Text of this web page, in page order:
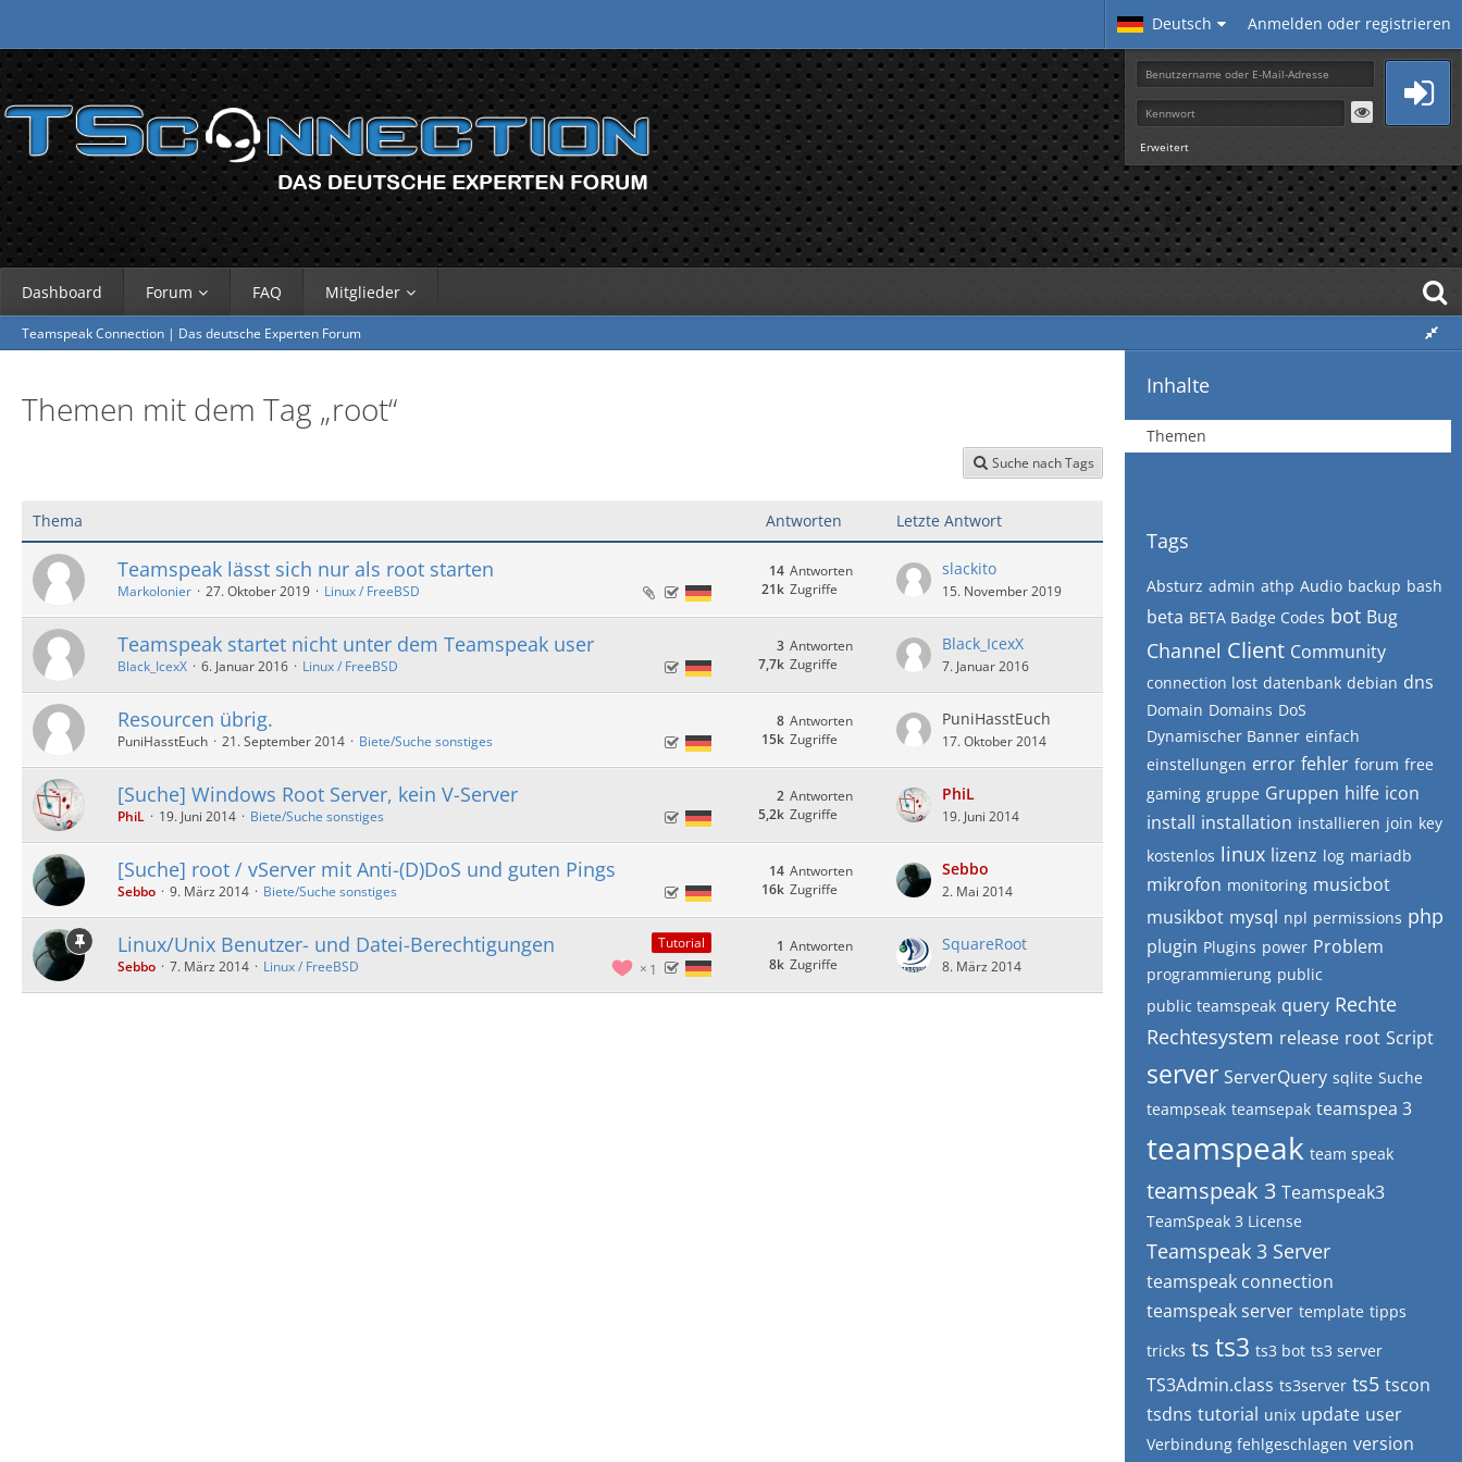
Deutsch Anmelden oder registrieren
Erweitert
Dashboard Forum FAQ Mitglieder
Teamspeak Connection | Das deutsche Experten Forum
Themen mit dem Tag „root“
Suche nach Tags
Thema Antworten Letzte Antwort
Teamspeak lässt sich nur als root starten
Markolonier 27. Oktober 2019 Linux / FreeBSD
Antworten
14
Zugriffe
21k
slackito
15. November 2019
Teamspeak startet nicht unter dem Teamspeak user
Black_IcexX 6. Januar 2016 Linux / FreeBSD
Antworten
3
Zugriffe
7,7k
Black_IcexX
7. Januar 2016
Resourcen übrig.
PuniHasstEuch 21. September 2014 Biete/Suche sonstiges
Antworten
8
Zugriffe
15k
PuniHasstEuch
17. Oktober 2014
[Suche] Windows Root Server, kein V-Server
PhiL 19. Juni 2014 Biete/Suche sonstiges
Antworten
2
Zugriffe
5,2k
PhiL
19. Juni 2014
[Suche] root / vServer mit Anti-(D)DoS und guten Pings
Sebbo 9. März 2014 Biete/Suche sonstiges
Antworten
14
Zugriffe
16k
Sebbo
2. Mai 2014
Tutorial
Linux/Unix Benutzer- und Datei-Berechtigungen
1
Sebbo 7. März 2014 Linux / FreeBSD
Antworten
1
Zugriffe
8k
SquareRoot
8. März 2014
Inhalte
Themen
Tags
Absturz admin athp Audio backup bash
beta BETA Badge Codes bot Bug
Channel Client Community
connection lost datenbank debian dns
Domain Domains DoS
Dynamischer Banner einfach
einstellungen error fehler forum free
gaming gruppe Gruppen hilfe icon
install installation installieren join key
kostenlos linux lizenz log mariadb
mikrofon monitoring musicbot
musikbot mysql npl permissions php
plugin Plugins power Problem
programmierung public
public teamspeak query Rechte
Rechtesystem release root Script
server ServerQuery sqlite Suche
teampseak teamsepak teamspea 3
teamspeak team speak
teamspeak 3 Teamspeak3
TeamSpeak 3 License
Teamspeak 3 Server
teamspeak connection
teamspeak server template tipps
tricks ts ts3 ts3 bot ts3 server
TS3Admin.class ts3server ts5 tscon
tsdns tutorial unix update user
Verbindung fehlgeschlagen version